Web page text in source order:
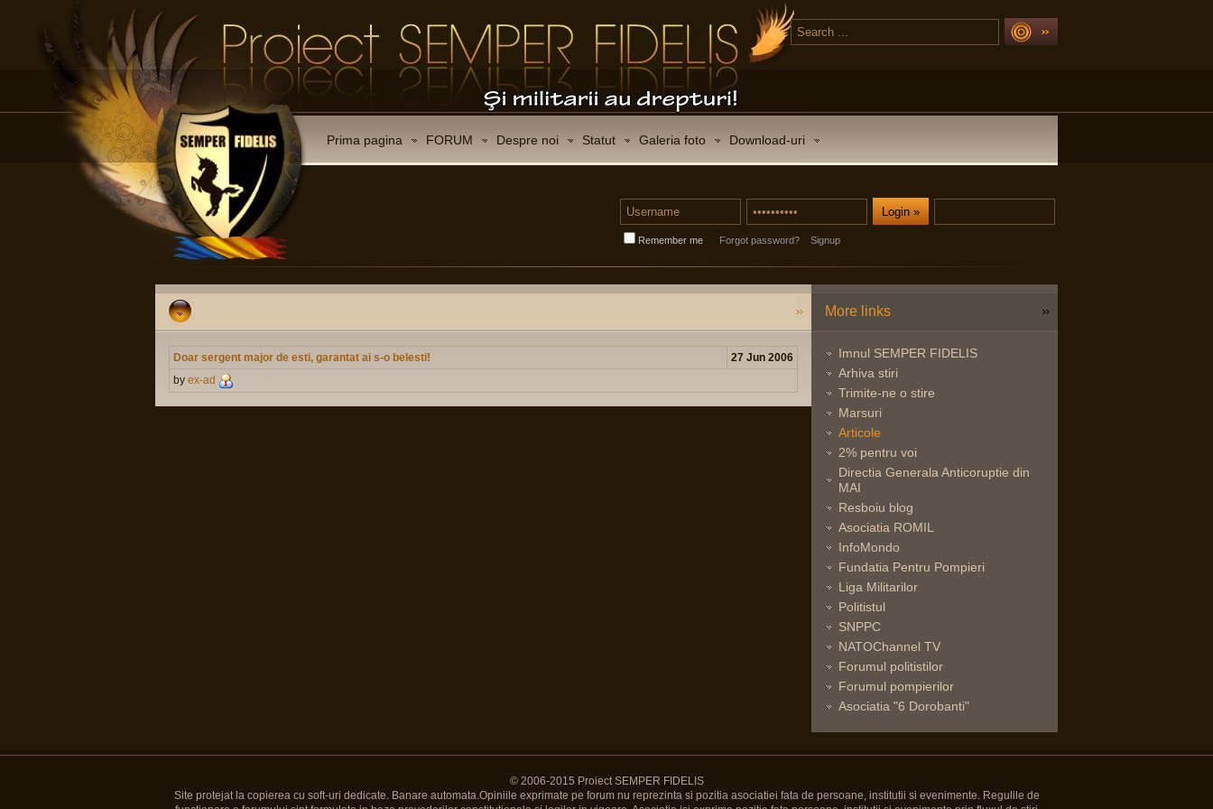
Prima pagina FORUM Despre noi Statut Galeria foto Download-uri
Remember me Forgot password? Signup
Doar sergent major de esti, garantat ai s-o belesti!
27 Jun 2006
by ex-ad
More links
Imnul SEMPER FIDELIS
Arhiva stiri
Trimite-ne o stire
Marsuri
Articole
2% pentru voi
Directia Generala Anticoruptie din
MAI
Resboiu blog
Asociatia ROMIL
InfoMondo
Fundatia Pentru Pompieri
Liga Militarilor
Politistul
SNPPC
NATOChannel TV
Forumul politistilor
Forumul pompierilor
Asociatia "6 Dorobanti"
© 2006-2015 Proiect SEMPER FIDELIS
Site protejat la copierea cu soft-uri dedicate. Banare automata.Opiniile exprimate pe forum nu reprezinta si pozitia asociatiei fata de persoane, institutii si evenimente. Regulile de